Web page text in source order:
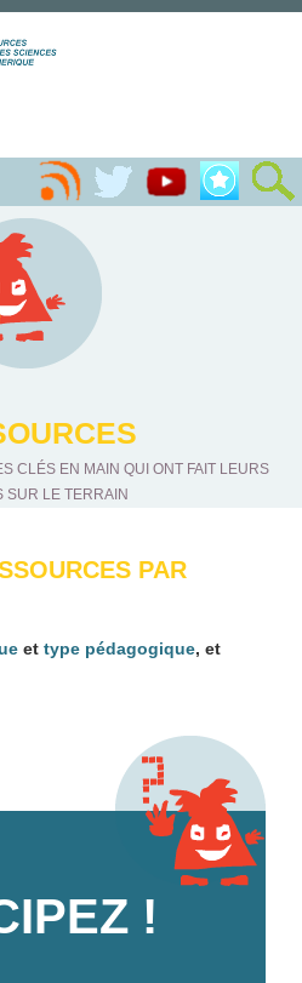
CLÉS EN MAIN QUI ONT FAIT LEURS
SUR LE TERRAIN
PAR
et type pédagogique, et
!